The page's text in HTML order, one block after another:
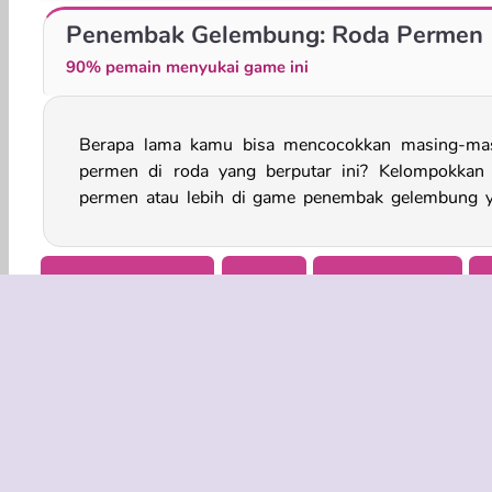
FGP Bubble Shooter Rakun Penembak Gelembung
Penembak Gelembung: Roda Permen
90% pemain menyukai game ini
Berapa lama kamu bisa mencocokkan masing-
permen di roda yang berputar ini? Kelompokkan
permen atau lebih di game penembak gelembung
super manis ini. Mainkan secepat mungkin
Sasaran & Tembak Arkade Bubble Shooter